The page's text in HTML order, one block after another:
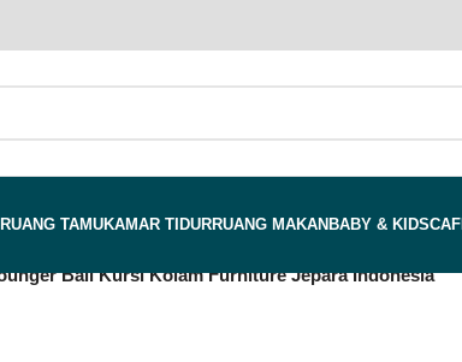
RUANG TAMUKAMAR TIDURRUANG MAKAN BABY & KIDS
Bali Kursi Kolam Furniture Jepara Indonesia